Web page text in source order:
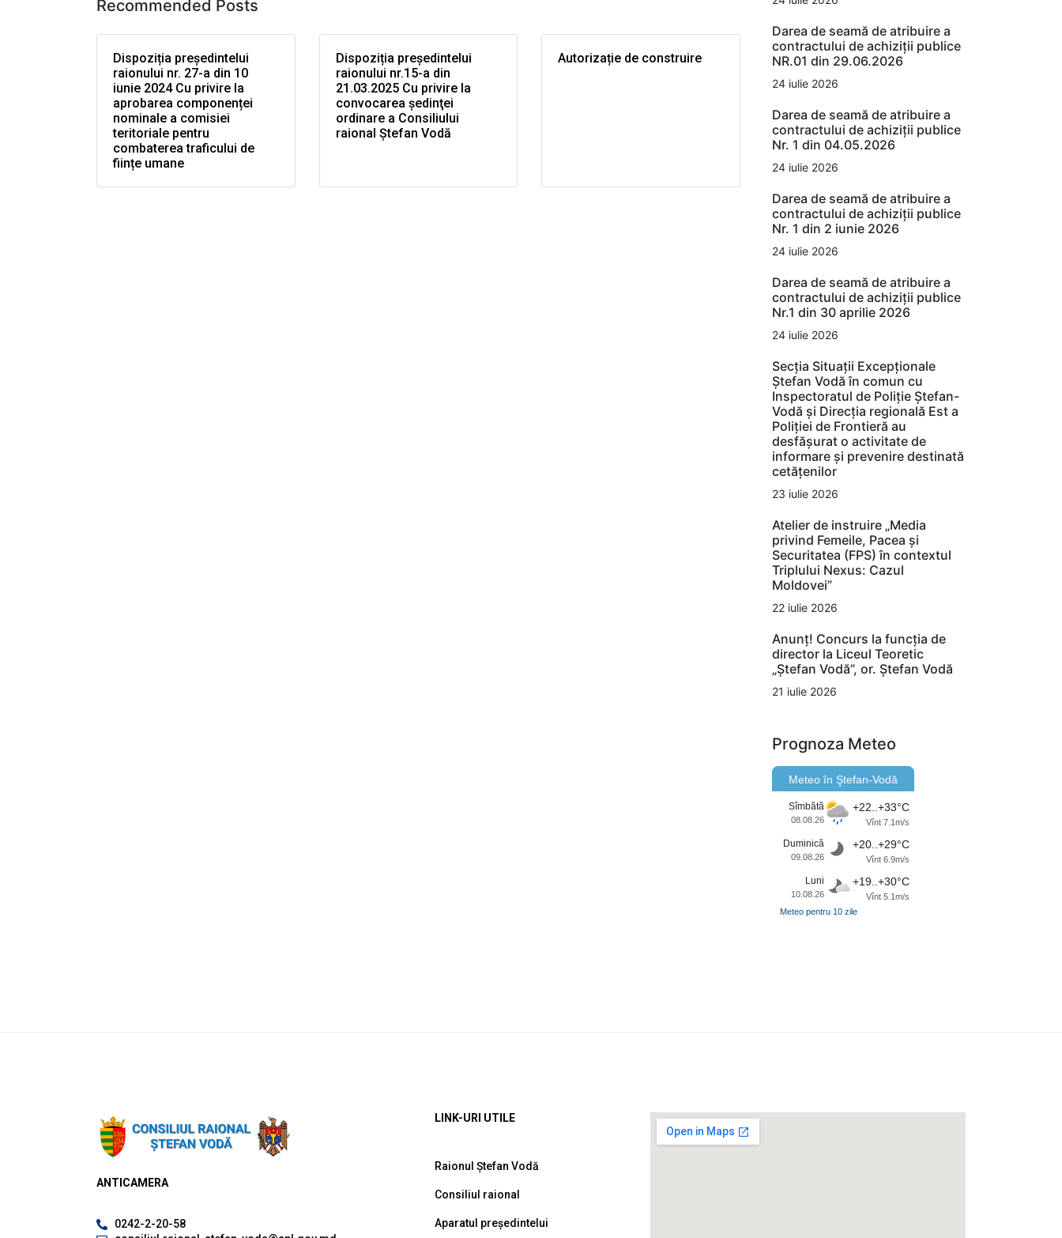
Recommended Posts
Dispoziția președintelui
raionului nr. 27-a din 10
iunie 2024 Cu privire la
aprobarea componenței
nominale a comisiei
teritoriale pentru
combaterea traficului de
ființe umane
Dispoziția președintelui
raionului nr.15-a din
21.03.2025 Cu privire la
convocarea şedinţei
ordinare a Consiliului
raional Ştefan Vodă
Autorizație de construire
Darea de seamă de atribuire a
contractului de achiziții publice
NR.01 din 29.06.2026
24 iulie 2026
Darea de seamă de atribuire a
contractului de achiziții publice
Nr. 1 din 04.05.2026
24 iulie 2026
Darea de seamă de atribuire a
contractului de achiziții publice
Nr. 1 din 2 iunie 2026
24 iulie 2026
Darea de seamă de atribuire a
contractului de achiziții publice
Nr.1 din 30 aprilie 2026
24 iulie 2026
Secția Situații Excepționale
Ștefan Vodă în comun cu
Inspectoratul de Poliție Ștefan-
Vodă și Direcția regională Est a
Poliției de Frontieră au
desfășurat o activitate de
informare și prevenire destinată
cetățenilor
23 iulie 2026
Atelier de instruire „Media
privind Femeile, Pacea și
Securitatea (FPS) în contextul
Triplului Nexus: Cazul
Moldovei”
22 iulie 2026
Anunț! Concurs la funcția de
director la Liceul Teoretic
„Ștefan Vodă”, or. Ștefan Vodă
21 iulie 2026
Prognoza Meteo
Meteo în Ştefan-Vodă
Sîmbătă
08.08.26
+22..+33°C
Vînt 7.1m/s
Duminică
09.08.26
+20..+29°C
Vînt 6.9m/s
Luni
10.08.26
+19..+30°C
Vînt 5.1m/s
Meteo pentru 10 zile
ANTICAMERA
0242-2-20-58
LINK-URI UTILE
Raionul Ștefan Vodă
Consiliul raional
Aparatul președintelui